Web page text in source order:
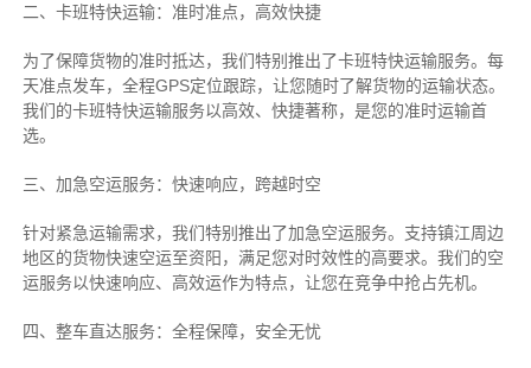
二、卡班特快运输：准时准点，高效快捷
为了保障货物的准时抵达，我们特别推出了卡班特快运输服务。每
天准点发车，全程GPS定位跟踪，让您随时了解货物的运输状态。
我们的卡班特快运输服务以高效、快捷著称，是您的准时运输首
选。
三、加急空运服务：快速响应，跨越时空
针对紧急运输需求，我们特别推出了加急空运服务。支持镇江周边
地区的货物快速空运至资阳，满足您对时效性的高要求。我们的空
运服务以快速响应、高效运作为特点，让您在竞争中抢占先机。
四、整车直达服务：全程保障，安全无忧